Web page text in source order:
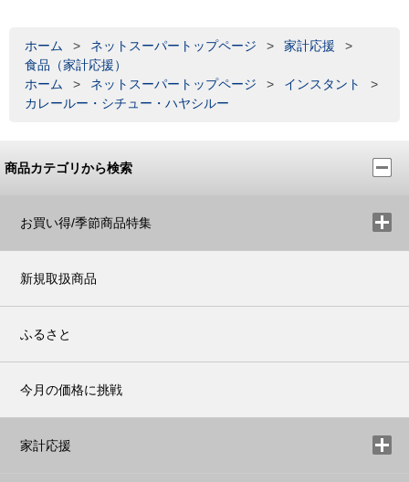
ホーム > ネットスーパートップページ > 家計応援
>
食品（家計応援）
ホーム
> ネットスーパートップページ > インスタント
>
カレールー・シチュー・ハヤシルー
商品カテゴリから検索
お買い得/季節商品特集
新規取扱商品
ふるさと
今月の価格に挑戦
家計応援